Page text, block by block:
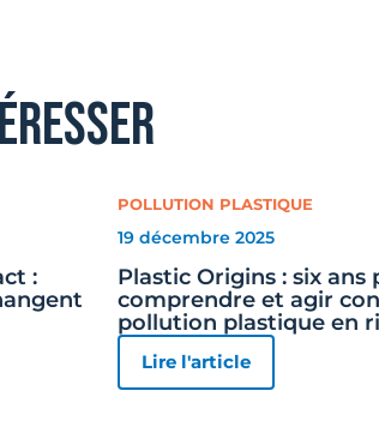
:
POLLUTION PLASTIQUE
19 décembre 2025
Plastic Origins : six ans
comprendre et agir
pollution plastique en
Lire l'article